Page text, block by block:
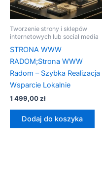
Tworzenie strony i sklepów
internetowych lub social media
STRONA WWW
RADOM;Strona WWW
Radom – Szybka Realizacja
Wsparcie Lokalnie
1 499,00zł
Dodaj do koszyka